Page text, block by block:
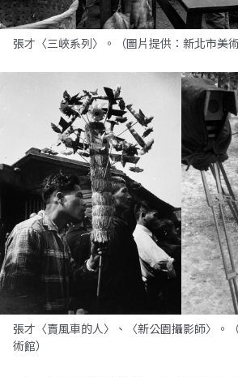
張才〈三峽系列〉。（圖片提供：新北市美術
張才〈賣風車的人〉、〈新公園攝影師〉。
術館）